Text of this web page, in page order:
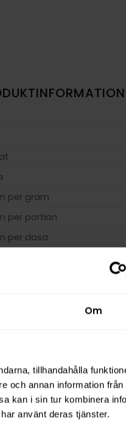
Om
tillhandahålla
och annan information från
kan i sin tur kombinera
använt deras tjänster.
per gram
per portion
per dosa